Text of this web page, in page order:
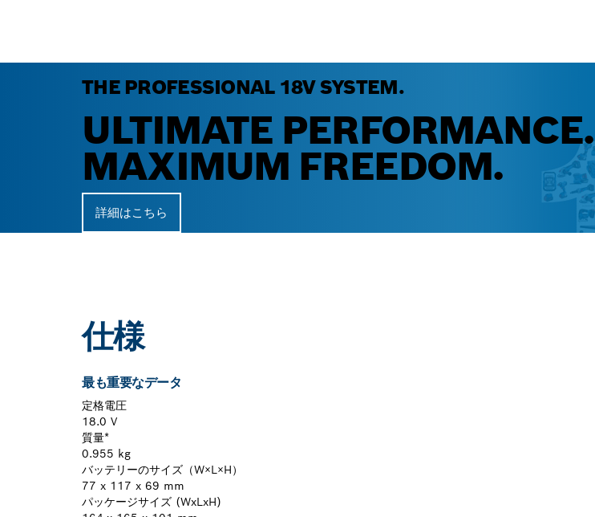
THE PROFESSIONAL 18V SYSTEM.
ULTIMATE PERFORMANCE.
MAXIMUM FREEDOM.
詳細はこちら
仕様
最も重要なデータ
定格電圧
18.0 V
質量*
0.955 kg
バッテリーのサイズ（W×L×H）
77 x 117 x 69 mm
パッケージサイズ (WxLxH)